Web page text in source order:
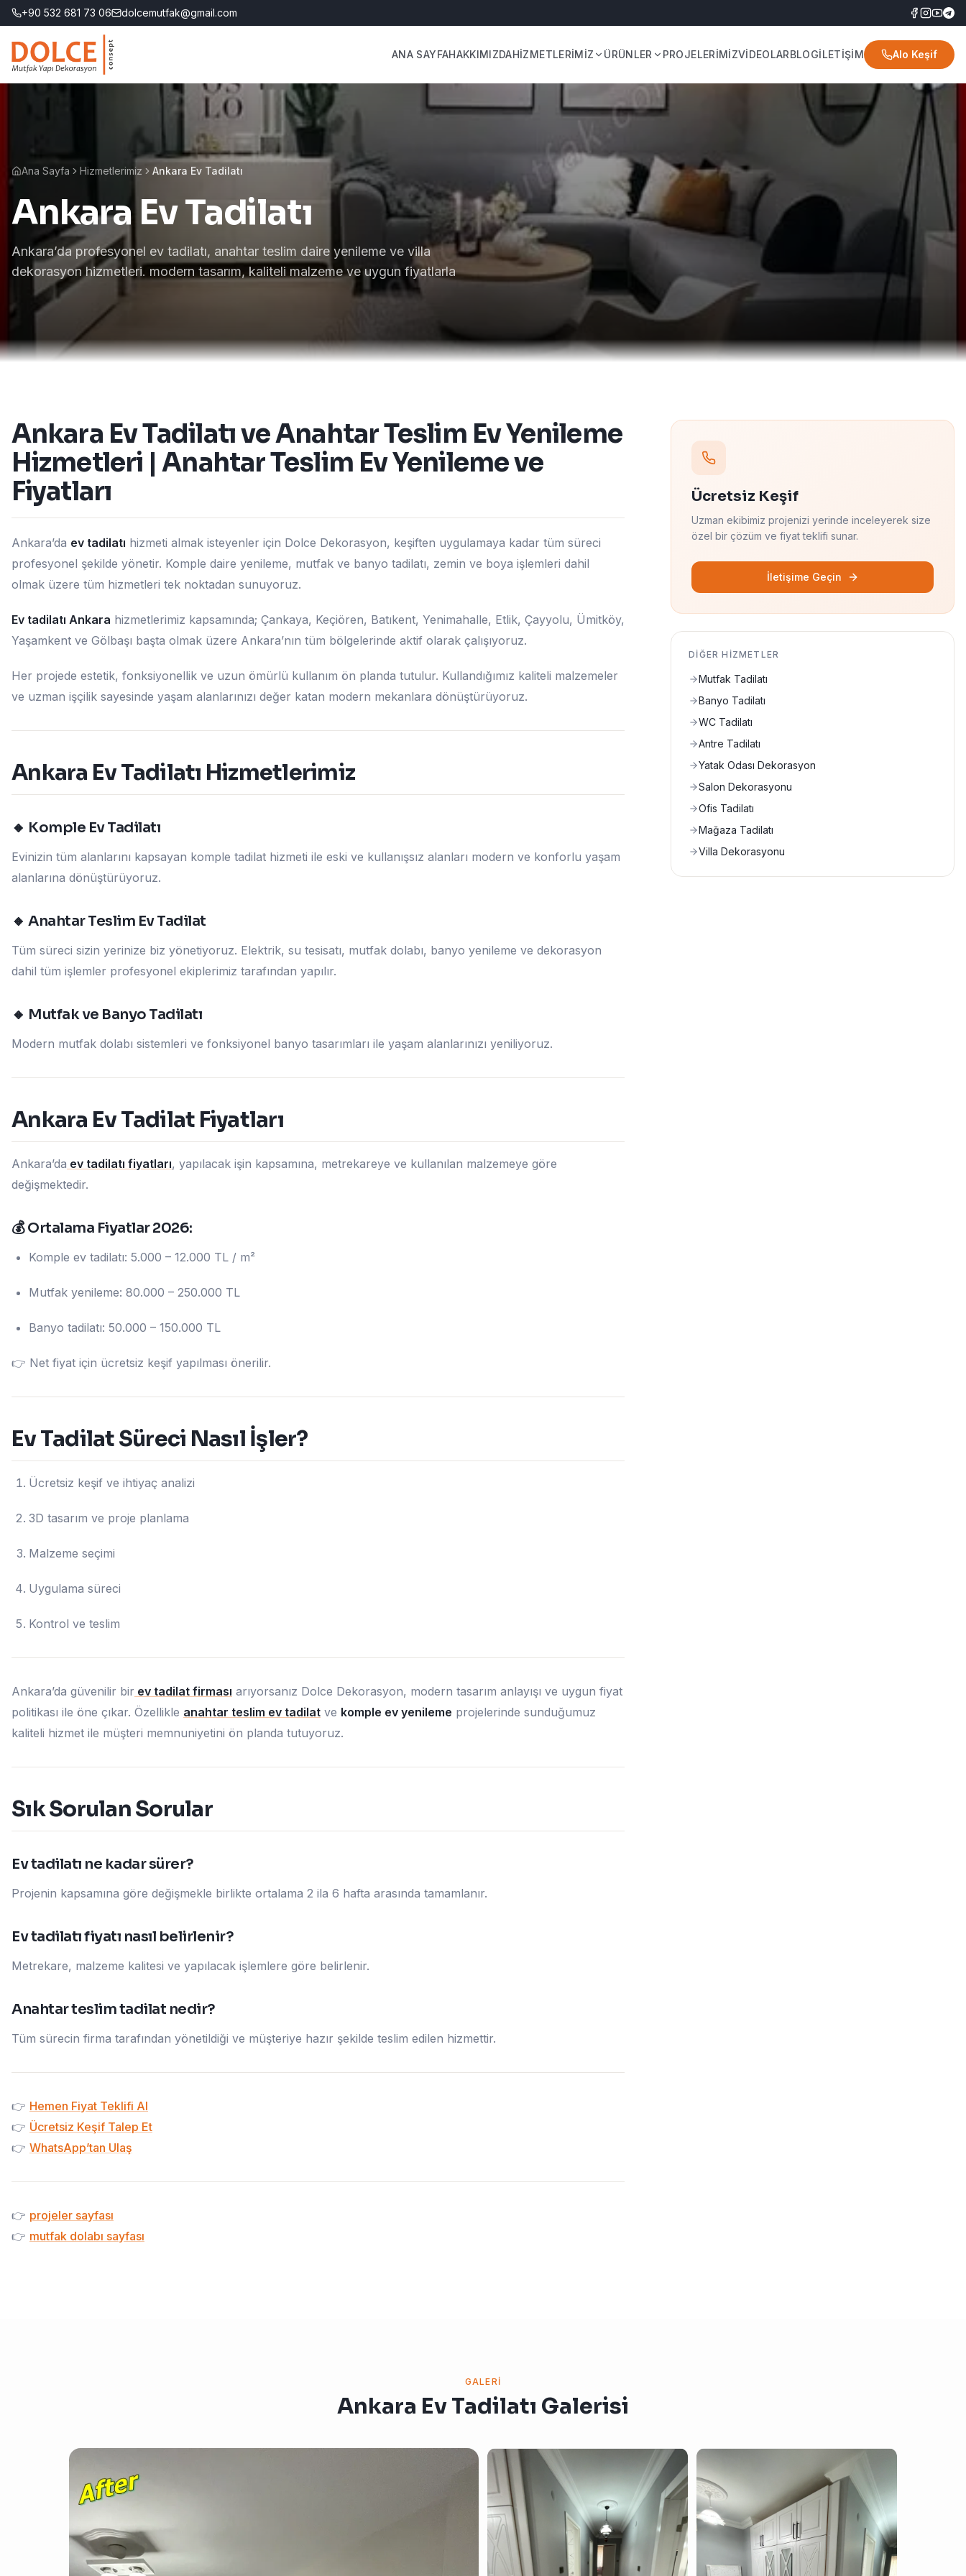
+90 532 681 73 06 dolcemutfak@gmail.com
ANA SAYFAHAKKIMIZDAHİZMETLERİMİZ ÜRÜNLER PROJELERİMİZVİDEOLARBLOGİLETİŞİM Alo Keşif
Ana Sayfa Hizmetlerimiz Ankara Ev Tadilatı
Ankara Ev Tadilatı
Ankara’da profesyonel ev tadilatı, anahtar teslim daire yenileme ve villa
dekorasyon hizmetleri. modern tasarım, kaliteli malzeme ve uygun fiyatlarla
Ankara Ev Tadilatı ve Anahtar Teslim Ev Yenileme
Hizmetleri | Anahtar Teslim Ev Yenileme ve
Fiyatları
Ankara’da ev tadilatı hizmeti almak isteyenler için Dolce Dekorasyon, keşiften uygulamaya kadar tüm süreci
profesyonel şekilde yönetir. Komple daire yenileme, mutfak ve banyo tadilatı, zemin ve boya işlemleri dahil
olmak üzere tüm hizmetleri tek noktadan sunuyoruz.
Ev tadilatı Ankara hizmetlerimiz kapsamında; Çankaya, Keçiören, Batıkent, Yenimahalle, Etlik, Çayyolu, Ümitköy,
Yaşamkent ve Gölbaşı başta olmak üzere Ankara’nın tüm bölgelerinde aktif olarak çalışıyoruz.
Her projede estetik, fonksiyonellik ve uzun ömürlü kullanım ön planda tutulur. Kullandığımız kaliteli malzemeler
ve uzman işçilik sayesinde yaşam alanlarınızı değer katan modern mekanlara dönüştürüyoruz.
Ankara Ev Tadilatı Hizmetlerimiz
🔸 Komple Ev Tadilatı
Evinizin tüm alanlarını kapsayan komple tadilat hizmeti ile eski ve kullanışsız alanları modern ve konforlu yaşam
alanlarına dönüştürüyoruz.
🔸 Anahtar Teslim Ev Tadilat
Tüm süreci sizin yerinize biz yönetiyoruz. Elektrik, su tesisatı, mutfak dolabı, banyo yenileme ve dekorasyon
dahil tüm işlemler profesyonel ekiplerimiz tarafından yapılır.
🔸 Mutfak ve Banyo Tadilatı
Modern mutfak dolabı sistemleri ve fonksiyonel banyo tasarımları ile yaşam alanlarınızı yeniliyoruz.
Ankara Ev Tadilat Fiyatları
Ankara’da ev tadilatı fiyatları, yapılacak işin kapsamına, metrekareye ve kullanılan malzemeye göre
değişmektedir.
💰 Ortalama Fiyatlar 2026:
Komple ev tadilatı: 5.000 – 12.000 TL / m²
Mutfak yenileme: 80.000 – 250.000 TL
Banyo tadilatı: 50.000 – 150.000 TL
👉 Net fiyat için ücretsiz keşif yapılması önerilir.
Ev Tadilat Süreci Nasıl İşler?
Ücretsiz keşif ve ihtiyaç analizi
3D tasarım ve proje planlama
Malzeme seçimi
Uygulama süreci
Kontrol ve teslim
Ankara’da güvenilir bir ev tadilat firması arıyorsanız Dolce Dekorasyon, modern tasarım anlayışı ve uygun fiyat
politikası ile öne çıkar. Özellikle anahtar teslim ev tadilat ve komple ev yenileme projelerinde sunduğumuz
kaliteli hizmet ile müşteri memnuniyetini ön planda tutuyoruz.
Sık Sorulan Sorular
Ev tadilatı ne kadar sürer?
Projenin kapsamına göre değişmekle birlikte ortalama 2 ila 6 hafta arasında tamamlanır.
Ev tadilatı fiyatı nasıl belirlenir?
Metrekare, malzeme kalitesi ve yapılacak işlemlere göre belirlenir.
Anahtar teslim tadilat nedir?
Tüm sürecin firma tarafından yönetildiği ve müşteriye hazır şekilde teslim edilen hizmettir.
👉 Hemen Fiyat Teklifi Al
👉 Ücretsiz Keşif Talep Et
👉 WhatsApp’tan Ulaş
👉 projeler sayfası
👉 mutfak dolabı sayfası
Ücretsiz Keşif
Uzman ekibimiz projenizi yerinde inceleyerek size
özel bir çözüm ve fiyat teklifi sunar.
İletişime Geçin
DIĞER HIZMETLER
Mutfak Tadilatı
Banyo Tadilatı
WC Tadilatı
Antre Tadilatı
Yatak Odası Dekorasyon
Salon Dekorasyonu
Ofis Tadilatı
Mağaza Tadilatı
Villa Dekorasyonu
GALERI
Ankara Ev Tadilatı Galerisi